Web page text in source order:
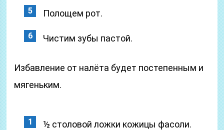
Полощем рот.
Чистим зубы пастой.
Избавление от налёта будет постепенным и
мягеньким.
½ столовой ложки кожицы фасоли.